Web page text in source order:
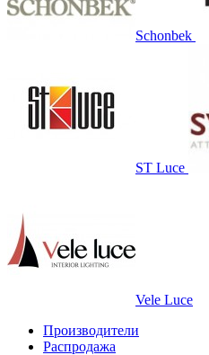
Schonbek
ST Luce
Vele Luce
Производители
Распродажа